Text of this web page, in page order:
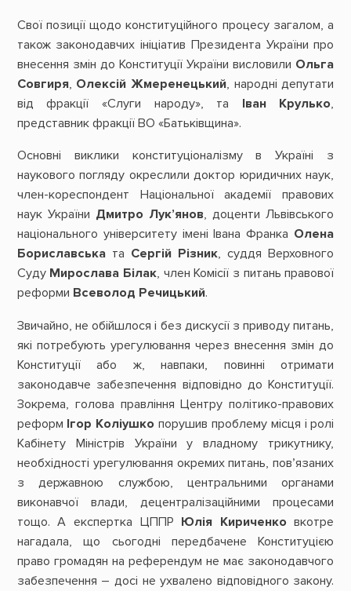
Свої позиції щодо конституційного процесу загалом, а
також законодавчих ініціатив Президента України про
внесення змін до Конституції України висловили Ольга
Совгиря, Олексій Жмеренецький, народні депутати
від фракції «Слуги народу», та Іван Крулько,
представник фракції ВО «Батьківщина».
Основні виклики конституціоналізму в Україні з
наукового погляду окреслили доктор юридичних наук,
член-кореспондент Національної академії правових
наук України Дмитро Лук’янов, доценти Львівського
національного університету імені Івана Франка Олена
Бориславськата Сергій Різник, суддя Верховного
Суду Мирослава Білак, член Комісії з питань правової
реформи Всеволод Речицький.
Звичайно, не обійшлося і без дискусії з приводу питань,
які потребують урегулювання через внесення змін до
Конституції або ж, навпаки, повинні отримати
законодавче забезпечення відповідно до Конституції.
Зокрема, голова правління Центру політико-правових
реформ Ігор Коліушко порушив проблему місця і ролі
Кабінету Міністрів України у владному трикутнику,
необхідності урегулювання окремих питань, пов’язаних
з державною службою, центральними органами
виконавчої влади, децентралізаційними процесами
тощо. А експертка ЦППР Юлія Кириченко вкотре
нагадала, що сьогодні передбачене Конституцією
право громадян на референдум не має законодавчого
забезпечення – досі не ухвалено відповідного закону.